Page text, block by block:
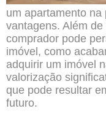
um apartamento
vantagens. Além
comprador pode
imóvel, como
adquirir um imóvel
valorização
que pode resultar
futuro.